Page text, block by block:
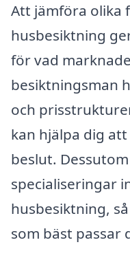
Att jämföra olika
husbesiktning
för vad
besiktningsman
och
kan hjälpa dig
beslut.
specialiseringar
husbesiktning,
som bäst passar